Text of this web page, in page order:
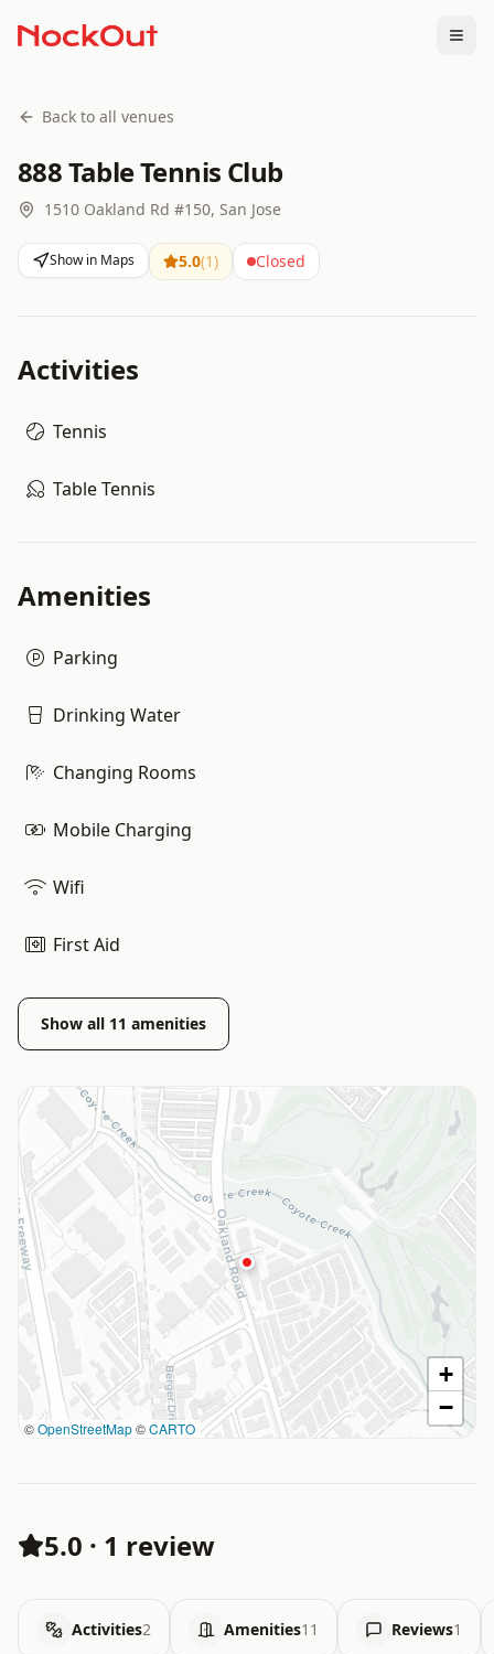
Back to all venues
888 Table Tennis Club
1510 Oakland Rd #150, San Jose
Show in Maps 5.0(1) Closed
Activities
Tennis
Table Tennis
Amenities
Parking
Drinking Water
Changing Rooms
Mobile Charging
Wifi
First Aid
Show all 11 amenities
©OpenStreetMap©CARTO
+
−
5.0 · 1 review
Activities2 Amenities11 Reviews1